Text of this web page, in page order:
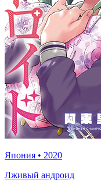
Япония • 2020
Лживый андроид